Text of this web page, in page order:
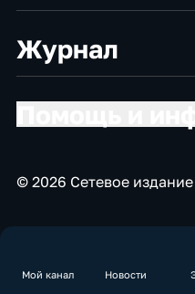
Мой канал Новости
Журнал
© 2026 Сетевое